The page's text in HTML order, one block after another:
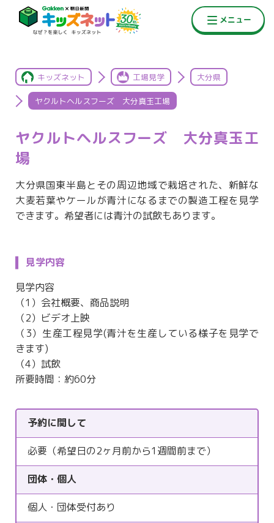
キッズネット 工場見学 大分県
ヤクルトヘルスフーズ 大分真玉工場
ヤクルトヘルスフーズ 大分真玉工
場
大分県国東半島とその周辺地域で栽培された、新鮮な
大麦若葉やケールが青汁になるまでの製造工程を見学
できます。希望者には青汁の試飲もあります。
見学内容
見学内容
（1）会社概要、商品説明
（2）ビデオ上映
（3）生産工程見学(青汁を生産している様子を見学で
きます)
（4）試飲
所要時間：約60分
予約に関して
必要（希望日の2ヶ月前から1週間前まで）
団体・個人
個人・団体受付あり